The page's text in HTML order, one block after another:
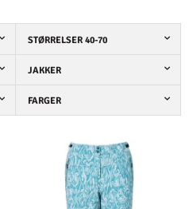
STØRRELSER 40-70
JAKKER
FARGER